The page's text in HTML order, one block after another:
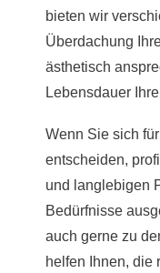
bieten wir
Überdachung
ästhetisch
Lebensdauer
Wenn Sie sich
entscheiden,
und langlebigen
Bedürfnisse
auch gerne zu
helfen Ihnen, die